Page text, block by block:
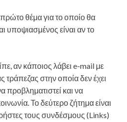
θέμα για το οποίο θα
υποψιασμένος είναι αν το
αν κάποιος λάβει e-mail με
τράπεζας στην οποία δεν έχει
προβληματιστεί και να
Το δεύτερο ζήτημα είναι
τους συνδέσμους (Links)